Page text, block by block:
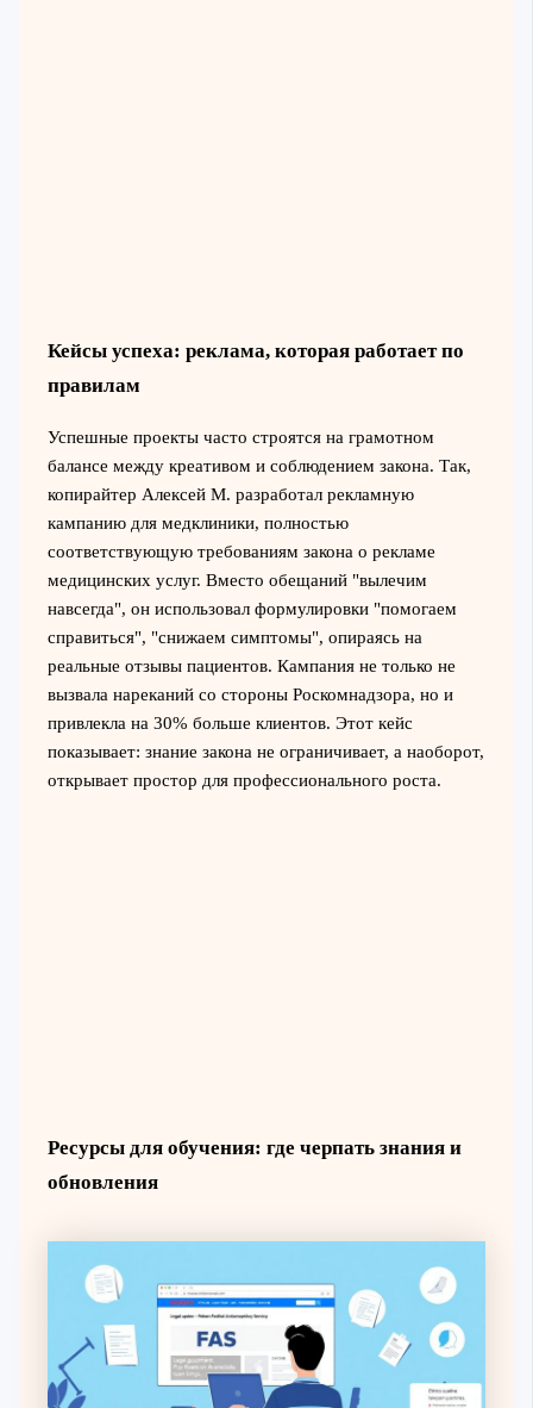
Кейсы успеха: реклама, которая работает по
правилам
Успешные проекты часто строятся на грамотном
балансе между креативом и соблюдением закона. Так,
копирайтер Алексей М. разработал рекламную
кампанию для медклиники, полностью
соответствующую требованиям закона о рекламе
медицинских услуг. Вместо обещаний "вылечим
навсегда", он использовал формулировки "помогаем
справиться", "снижаем симптомы", опираясь на
реальные отзывы пациентов. Кампания не только не
вызвала нареканий со стороны Роскомнадзора, но и
привлекла на 30% больше клиентов. Этот кейс
показывает: знание закона не ограничивает, а наоборот,
открывает простор для профессионального роста.
Ресурсы для обучения: где черпать знания и
обновления